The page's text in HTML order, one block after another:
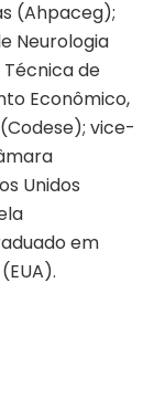
(Ahpaceg);
Neurologia
de
Econômico,
vice-
Unidos
em